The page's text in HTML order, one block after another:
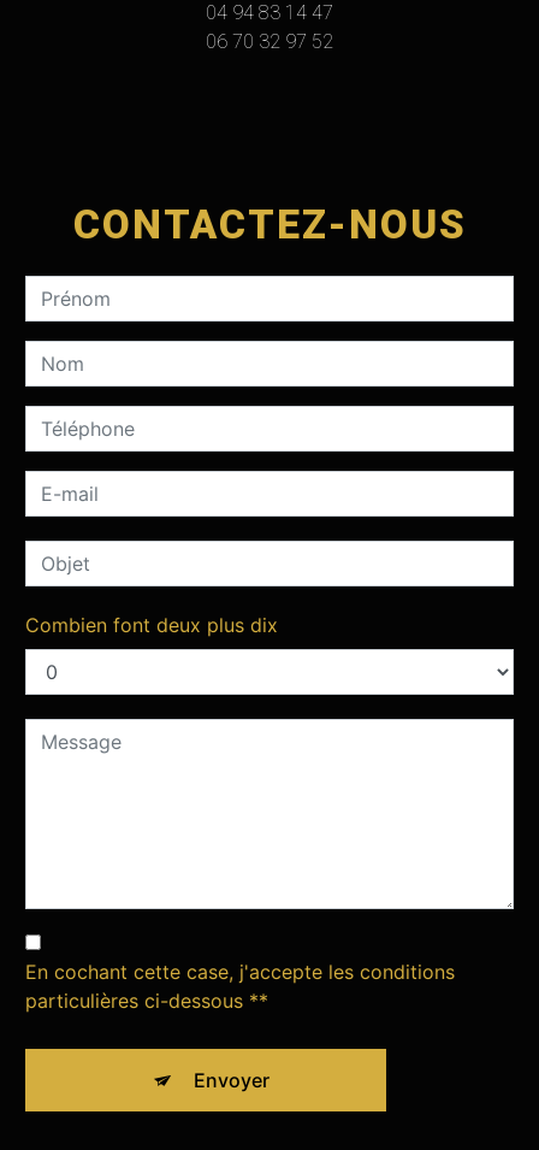
04 94 83 14 47
06 70 32 97 52
CONTACTEZ-NOUS
Combien font deux plus dix
En cochant cette case, j'accepte les conditions
particulières ci-dessous **
Envoyer